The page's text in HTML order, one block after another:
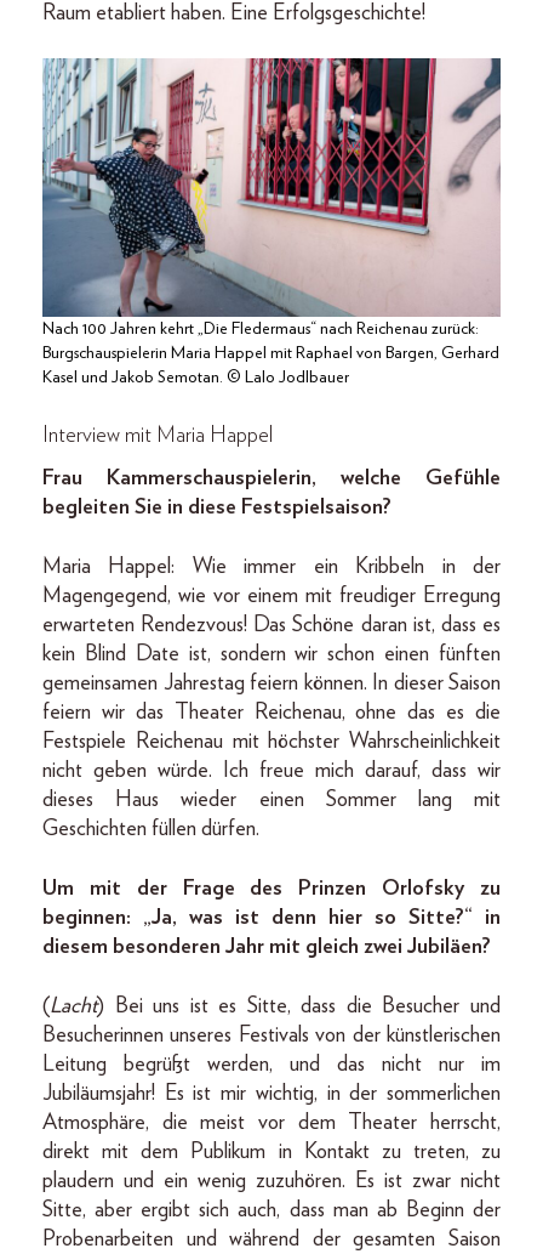
Raum etabliert haben. Eine Erfolgsgeschichte!
Nach 100 Jahren kehrt „Die Fledermaus“ nach Reichenau zurück:
Burgschauspielerin Maria Happel mit Raphael von Bargen, Gerhard
Kasel und Jakob Semotan. © Lalo Jodlbauer
Interview mit Maria Happel
Frau Kammerschauspielerin, welche Gefühle
begleiten Sie in diese Festspielsaison?
Maria Happel: Wie immer ein Kribbeln in der
Magengegend, wie vor einem mit freudiger Erregung
erwarteten Rendezvous! Das Schöne daran ist, dass es
kein Blind Date ist, sondern wir schon einen fünften
gemeinsamen Jahrestag feiern können. In dieser Saison
feiern wir das Theater Reichenau, ohne das es die
Festspiele Reichenau mit höchster Wahrscheinlichkeit
nicht geben würde. Ich freue mich darauf, dass wir
dieses Haus wieder einen Sommer lang mit
Geschichten füllen dürfen.
Um mit der Frage des Prinzen Orlofsky zu
beginnen: „Ja, was ist denn hier so Sitte?“ in
diesem besonderen Jahr mit gleich zwei Jubiläen?
(Lacht) Bei uns ist es Sitte, dass die Besucher und
Besucherinnen unseres Festivals von der künstlerischen
Leitung begrüßt werden, und das nicht nur im
Jubiläumsjahr! Es ist mir wichtig, in der sommerlichen
Atmosphäre, die meist vor dem Theater herrscht,
direkt mit dem Publikum in Kontakt zu treten, zu
plaudern und ein wenig zuzuhören. Es ist zwar nicht
Sitte, aber ergibt sich auch, dass man ab Beginn der
Probenarbeiten und während der gesamten Saison